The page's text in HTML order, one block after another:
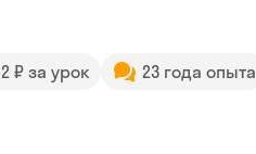
₽ за урок 23 года опыта